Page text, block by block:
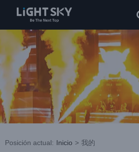
Posición actual: Inicio > 我的